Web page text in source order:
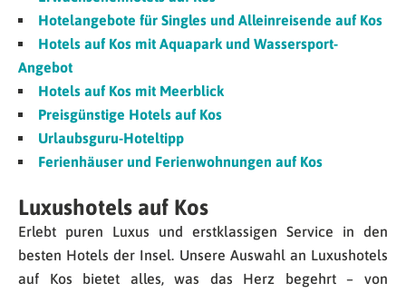
Hotelangebote für Singles und Alleinreisende auf Kos
Hotels auf Kos mit Aquapark und Wassersport-
Angebot
Hotels auf Kos mit Meerblick
Preisgünstige Hotels auf Kos
Urlaubsguru-Hoteltipp
Ferienhäuser und Ferienwohnungen auf Kos
Luxushotels auf Kos
Erlebt puren Luxus und erstklassigen Service in den
besten Hotels der Insel. Unsere Auswahl an Luxushotels
auf Kos bietet alles, was das Herz begehrt – von